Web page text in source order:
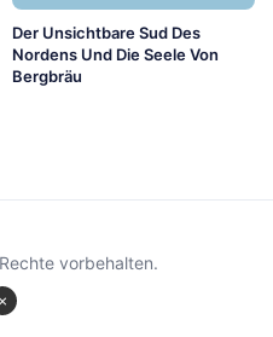
Der Unsichtbare Sud Des
Nordens Und Die Seele Von
Bergbräu
×
vorbehalten.